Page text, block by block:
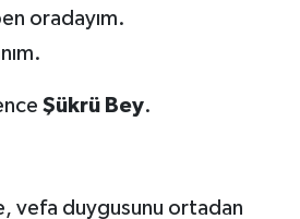
oradayım.
Şükrü Bey.
vefa duygusunu ortadan